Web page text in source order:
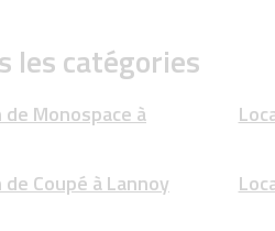
les catégories
Monospace à
Coupé à Lannoy